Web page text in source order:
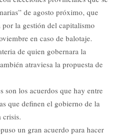
de agosto próximo, que
la gestión del capitalismo
en caso de balotaje.
de quien gobernara la
atraviesa la propuesta de
son los acuerdos que hay entre
que definen el gobierno de la
crisis.
un gran acuerdo para hacer